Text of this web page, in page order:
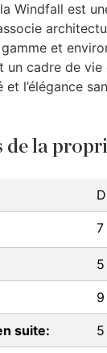
Windfall est
et
un cadre de vie
et l’élégance
de la
7
5
9
suite: 5